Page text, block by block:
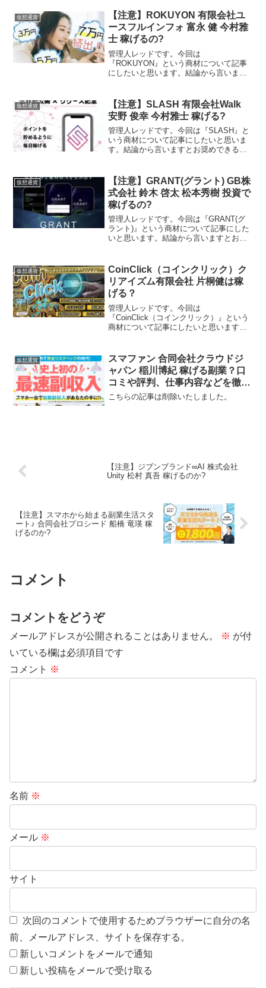
法に基づく表示販売会社クリアイズム有
限会社責任者...
仮想通貨
【注意】ROKUYON 有限会社ユ
ースフルインフォ 富永 健 今村雅
士 稼げるの?
管理人レッドです。今回は
『ROKUYON』という商材について記事
にしたいと思います。結論から言います
特定商取引法に基づく表示 販売会社有限
会社ユースフルインフォ販売責任...
仮想通貨
【注意】SLASH 有限会社Walk
安野 俊幸 今村雅士 稼げる?
管理人レッドです。今回は『SLASH』と
いう商材について記事にしたいと思いま
す。結論から言いますとお奨めできるも
づく表示販売事業者有限会社Walk運営責
任者今村雅士所在...
仮想通貨
【注意】GRANT(グラント) GB株
式会社 鈴木 啓太 松本秀樹 投資で
稼げるの?
管理人レッドです。今回は『GRANT(グ
ラント)』という商材について記事にした
いと思います。結論から言いますとお奨
取引法に基づく表示販売業者名GB株式会
社運営責任者名松...
仮想通貨
CoinClick（コインクリック）ク
リアイズム有限会社 片桐健は稼
げる？
管理人レッドです。今回は
『CoinClick（コインクリック）』という
商材について記事にしたいと思います。
たいと思います。特定商取引法に基づく
表示販売会社クリアイズム有...
仮想通貨
スマファン 合同会社クラウドジ
ャパン 稲川博紀 稼げる副業？口
コミや評判、仕事内容などを徹底
検証
こちらの記事は削除いたしました。
【注意】ジブンブランド∞AI 株式会社
Unity 松村 真吾 稼げるのか?
【注意】スマホから始まる副業生活スタ
ート♪ 合同会社プロシード 船橋 竜瑛 稼
げるのか?
コメント
コメントをどうぞ
メールアドレスが公開されることはありません。 ※ が付
いている欄は必須項目です
コメント ※
名前 ※
メール ※
サイト
次回のコメントで使用するためブラウザーに自分の名
前、メールアドレス、サイトを保存する。
新しいコメントをメールで通知
新しい投稿をメールで受け取る